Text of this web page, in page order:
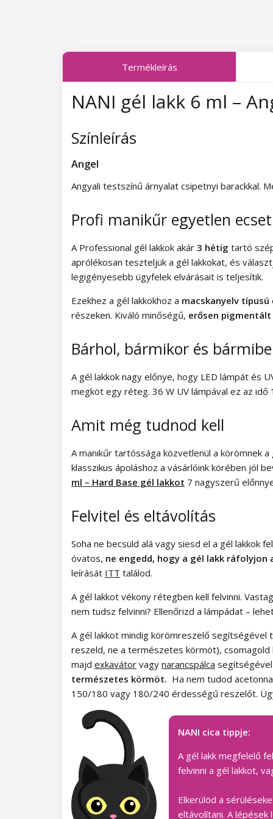
Charm Lady kollekció
Pearl Glaze kollekció
Lovely Kiss kollekció
Old Passion kollekció
Rainbow Tones kollekció
Beach Party kollekció
Pure Elegance kollekció
Pastel Candy kollekció
New York City kollekció
Army Lady kollekció
Chocolate Box kollekció
Paradise Dream kollekció
Pure Beauty kollekció
Cupcake kollekció
Time to Warm Up kollekció
Let It Snow! Kollekció
Heartbeat kollekció
Princess kollekció
NANI Amazing Line gél lakkok
Autumn Breeze kollekció
NANI Simply Pure gél lakkok
Termékleírás
NANI gél lakk 6 ml –
Színleírás
Angel
Angyali testszínű árnyalat csipetnyi barackkal.
Profi manikűr egyetlen
A Professional gél lakkok akár 3 hétig tartó
aprólékosan teszteljük a gél lakkokat, és
legigényesebb ügyfelek elvárásait is teljesítik.
Ezekhez a gél lakkokhoz a macskanyelv típusú
részeken. Kiváló minőségű, erősen pigmentált
Bárhol, bármikor és
A gél lakkok nagy előnye, hogy LED lámpát és
megköt egy réteg. 36 W UV lámpával ez az
Amit még tudnod kell
A manikűr tartóssága közvetlenül a körömnek
klasszikus ápoláshoz a vásárlóink körében jól
ml – Hard Base gél lakkot 7 nagyszerű
Felvitel és eltávolítás
Soha ne becsüld alá vagy siesd el a gél lakkok
óvatos, ne engedd, hogy a gél lakk
leírását ITT találod.
A gél lakkot vékony rétegben kell felvinni.
nem tudsz felvinni? Ellenőrizd a lámpádat –
A gél lakkot mindig körömreszelő
reszeld, ne a természetes körmöt),
majd exkavátor vagy narancspálca
természetes körmöt. Ha nem tudod
150/180 vagy 180/240 érdességű reszelőt.
NANI cica tippje:
A gél lakk megfelelő
felvinni a gél lakkot,
Elkerülöd a
eltávolítani. A lépések